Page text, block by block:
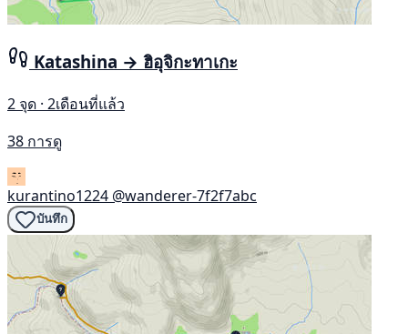
Katashina → ฮิอุจิกะทาเกะ
2 จุด · 2เดือนที่แล้ว
38 การดู
kurantino1224 @wanderer-7f2f7abc
บันทึก